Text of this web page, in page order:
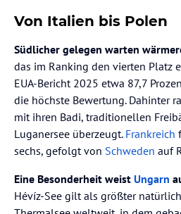
Von Italien bis Polen
Südlicher gelegen warten
das im Ranking den vierten Platz
EUA-Bericht 2025 etwa 87,7
die höchste Bewertung. Dahinter
mit ihren Badi, traditionellen
Luganersee überzeugt. Frankreich
sechs, gefolgt von Schweden auf
Eine Besonderheit weist Ungarn
Hévíz-See gilt als größter